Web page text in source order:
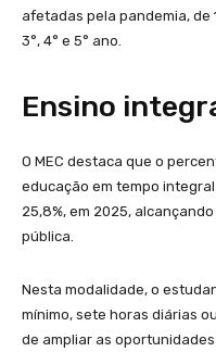
afetadas pela pandemia, de
3°, 4° e 5° ano.
Ensino
O MEC destaca que o
educação em tempo integral
25,8%, em 2025,
pública.
Nesta modalidade, o
mínimo, sete horas diárias
de ampliar as